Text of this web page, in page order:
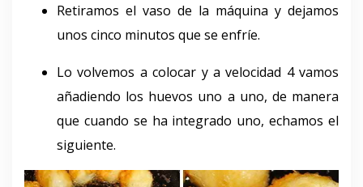
Retiramos el vaso de la máquina y dejamos
unos cinco minutos que se enfríe.
Lo volvemos a colocar y a velocidad 4 vamos
añadiendo los huevos uno a uno, de manera
que cuando se ha integrado uno, echamos el
siguiente.